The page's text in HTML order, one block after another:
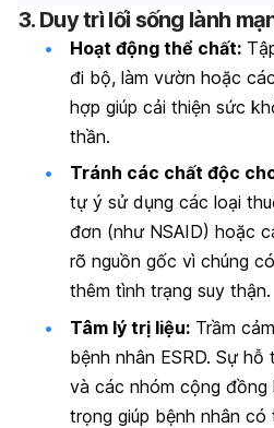
3. Duy trì lối sống lành
Hoạt động thể chất:
đi bộ, làm vườn hoặc
hợp giúp cải thiện sức
thần.
Tránh các chất độc
tự ý sử dụng các loại
đơn (như NSAID) hoặc
rõ nguồn gốc vì chúng
thêm tình trạng suy thận.
Tâm lý trị liệu: Trầm
bệnh nhân ESRD. Sự
và các nhóm cộng đồng
trọng giúp bệnh nhân